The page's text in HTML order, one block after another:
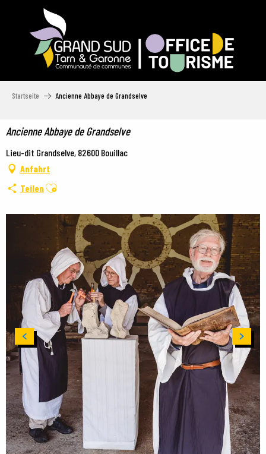
Startseite Ancienne Abbaye de Grandselve
Ancienne Abbaye de Grandselve
Lieu-dit Grandselve, 82600 Bouillac
Anfahrt
Teilen Ajouter aux favoris